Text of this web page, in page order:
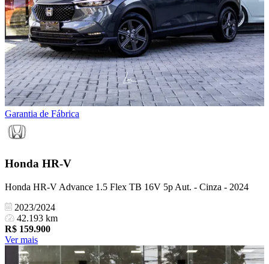
Garantia de Fábrica
Honda HR-V
Honda HR-V Advance 1.5 Flex TB 16V 5p Aut. - Cinza - 2024
2023/2024
42.193 km
R$ 159.900
Ver mais